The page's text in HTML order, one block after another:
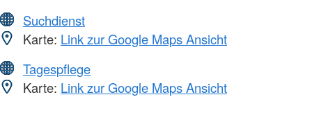
Suchdienst
Karte: Link zur Google Maps Ansicht
Tagespflege
Karte: Link zur Google Maps Ansicht